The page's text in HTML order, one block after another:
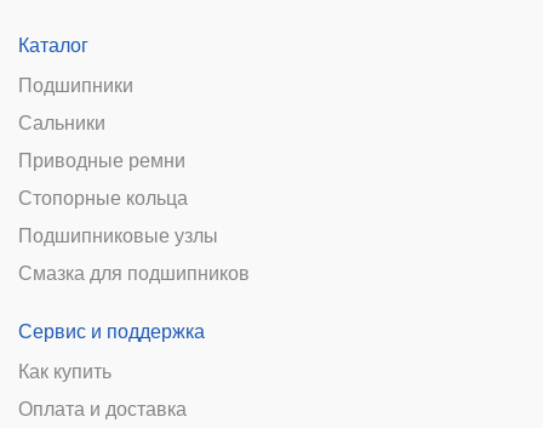
Каталог
Подшипники
Сальники
Приводные ремни
Стопорные кольца
Подшипниковые узлы
Смазка для подшипников
Сервис и поддержка
Как купить
Оплата и доставка